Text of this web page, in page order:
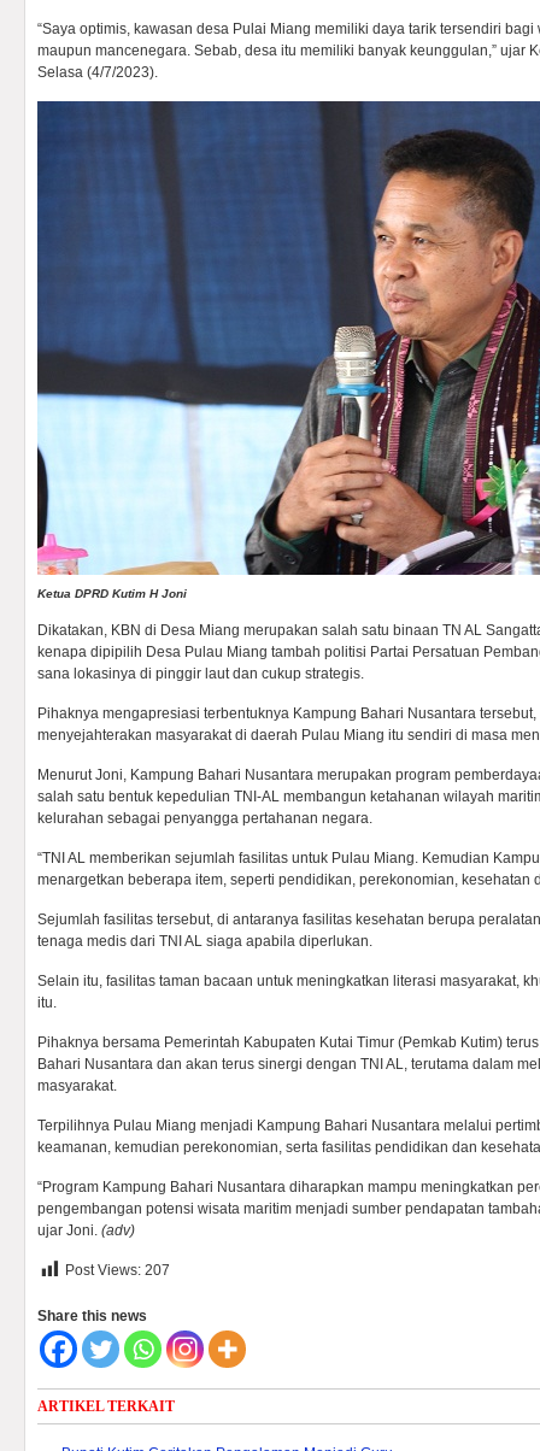
“Saya optimis, kawasan desa Pulai Miang memiliki daya tarik tersendiri
maupun mancenegara. Sebab, desa itu memiliki banyak keunggulan,” ujar
Selasa (4/7/2023).
Ketua DPRD Kutim H Joni
Dikatakan, KBN di Desa Miang merupakan salah satu binaan TN AL
kenapa dipipilih Desa Pulau Miang tambah politisi Partai Persatuan
sana lokasinya di pinggir laut dan cukup strategis.
Pihaknya mengapresiasi terbentuknya Kampung Bahari Nusantara
menyejahterakan masyarakat di daerah Pulau Miang itu sendiri di masa
Menurut Joni, Kampung Bahari Nusantara merupakan program
salah satu bentuk kepedulian TNI-AL membangun ketahanan wilayah
kelurahan sebagai penyangga pertahanan negara.
“TNI AL memberikan sejumlah fasilitas untuk Pulau Miang. Kemudian
menargetkan beberapa item, seperti pendidikan, perekonomian, kesehatan
Sejumlah fasilitas tersebut, di antaranya fasilitas kesehatan berupa
tenaga medis dari TNI AL siaga apabila diperlukan.
Selain itu, fasilitas taman bacaan untuk meningkatkan literasi masyarakat,
itu.
Pihaknya bersama Pemerintah Kabupaten Kutai Timur (Pemkab Kutim)
Bahari Nusantara dan akan terus sinergi dengan TNI AL, terutama dalam
masyarakat.
Terpilihnya Pulau Miang menjadi Kampung Bahari Nusantara melalui
keamanan, kemudian perekonomian, serta fasilitas pendidikan dan
“Program Kampung Bahari Nusantara diharapkan mampu meningkatkan
pengembangan potensi wisata maritim menjadi sumber pendapatan
ujar Joni. (adv)
Post Views: 207
Share this news
ARTIKEL TERKAIT